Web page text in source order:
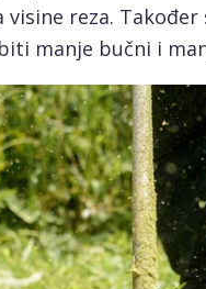
reza.
manje bučni i